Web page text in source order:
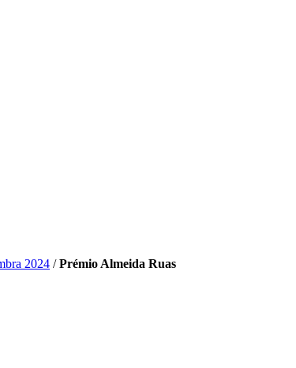
2024 /Prémio Almeida Ruas